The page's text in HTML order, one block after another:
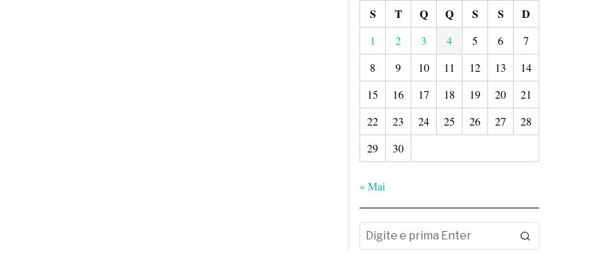
S T Q Q S S D
1 2 3 4 5 6
7
8
9 10 11 12 13
14
15
16 17 18 19 20
21
22
23 24 25 26 27
28
29
30
« Mai